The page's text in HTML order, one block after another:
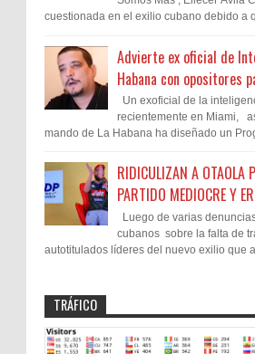
cuestionada en el exilio cubano debido a
Advierte ex oficial de
Habana con opositores
Un exoficial de la
recientemente en Miami,
mando de La Habana ha diseñado un
RIDICULIZAN A OTAOLA
PARTIDO MEDIOCRE Y
Luego de varias
cubanos sobre la falta de
autotitulados líderes del nuevo exilio que
TRÁFICO